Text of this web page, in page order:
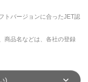
トバージョンに合ったJET認
商品名などは、各社の登録
)